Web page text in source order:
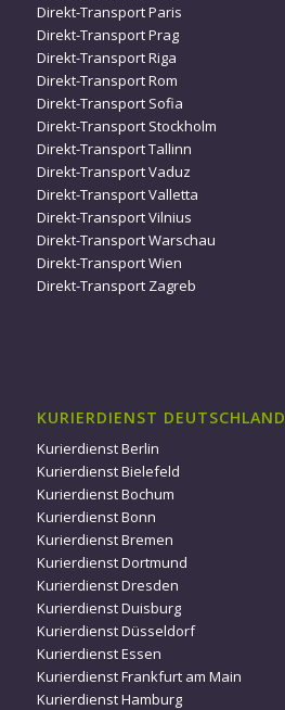
Direkt-Transport Paris
Direkt-Transport Prag
Direkt-Transport Riga
Direkt-Transport Rom
Direkt-Transport Sofia
Direkt-Transport Stockholm
Direkt-Transport Tallinn
Direkt-Transport Vaduz
Direkt-Transport Valletta
Direkt-Transport Vilnius
Direkt-Transport Warschau
Direkt-Transport Wien
Direkt-Transport Zagreb
KURIERDIENST DEUTSCHLAND
Kurierdienst Berlin
Kurierdienst Bielefeld
Kurierdienst Bochum
Kurierdienst Bonn
Kurierdienst Bremen
Kurierdienst Dortmund
Kurierdienst Dresden
Kurierdienst Duisburg
Kurierdienst Düsseldorf
Kurierdienst Essen
Kurierdienst Frankfurt am Main
Kurierdienst Hamburg